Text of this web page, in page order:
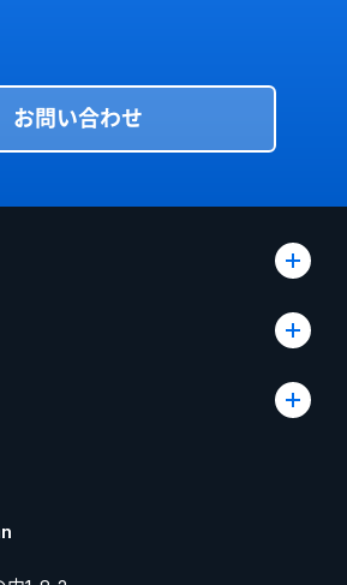
お問い合わせ